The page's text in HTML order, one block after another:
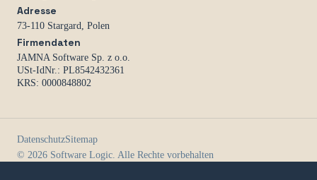
Adresse
73-110 Stargard, Polen
Firmendaten
JAMNA Software Sp. z o.o.
USt-IdNr.: PL8542432361
KRS: 0000848802
© 2026 Software Logic. Alle Rechte vorbehalten
DatenschutzSitemap